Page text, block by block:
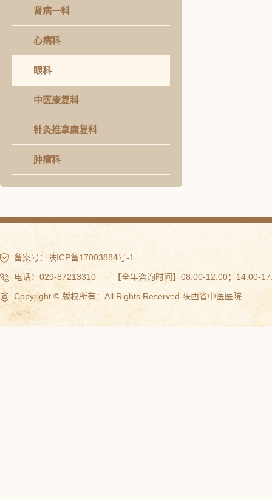
肾病一科
心病科
眼科
中医康复科
针灸推拿康复科
肿瘤科
备案号：
陕ICP备17003884号-1
电话：029-87213310 【全年咨询时间】08:00-12:00；14:00-
Copyright © 版权所有：All Rights Reserved 陕西省中医医院